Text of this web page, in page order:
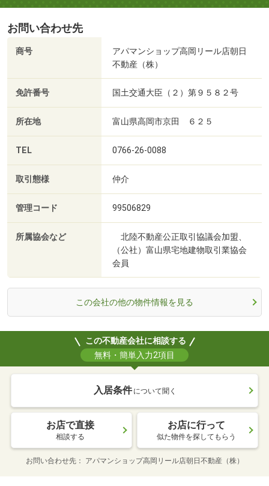
お問い合わせ先
商号
アパマンショップ高岡リール店朝日
不動産（株）
免許番号 国土交通大臣（２）第９５８２号
所在地 富山県高岡市京田 ６２５
TEL 0766-26-0088
取引態様 仲介
管理コード 99506829
所属協会など
北陸不動産公正取引協議会加盟、
（公社）富山県宅地建物取引業協会
会員
この会社の他の物件情報を見る
この不動産会社に相談する
無料・簡単入力2項目
入居条件 について聞く
お店で直接
相談する
お店に行って
似た物件を探してもらう
お問い合わせ先 アパマンショップ高岡リール店朝日不動産（株）